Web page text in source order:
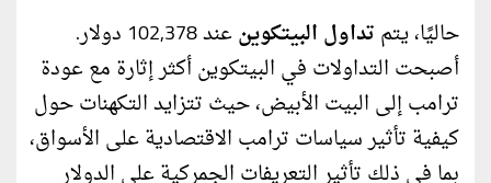
حاليًا، يتم تداول البيتكوين
عند 102,378 دولار.
أصبحت التداولات في البيتكوين أكثر إثارة مع عودة
ترامب إلى البيت الأبيض، حيث تتزايد التكهنات حول
كيفية تأثير سياسات ترامب الاقتصادية على الأسواق،
بما في ذلك تأثير التعريفات الجمركية على الدولار